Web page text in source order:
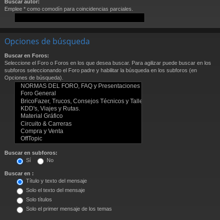
Buscar autor:
Emplee * como comodín para coincidencias parciales.
Opciones de búsqueda
Buscar en Foros:
Seleccione el Foro o Foros en los que desea buscar. Para agilizar puede buscar en los
subforos seleccionando el Foro padre y habilitar la búsqueda en los subforos (en
Opciones de búsqueda).
Buscar en subforos:
Sí
No
Buscar en :
Título y texto del mensaje
Solo el texto del mensaje
Solo títulos
Solo el primer mensaje de los temas